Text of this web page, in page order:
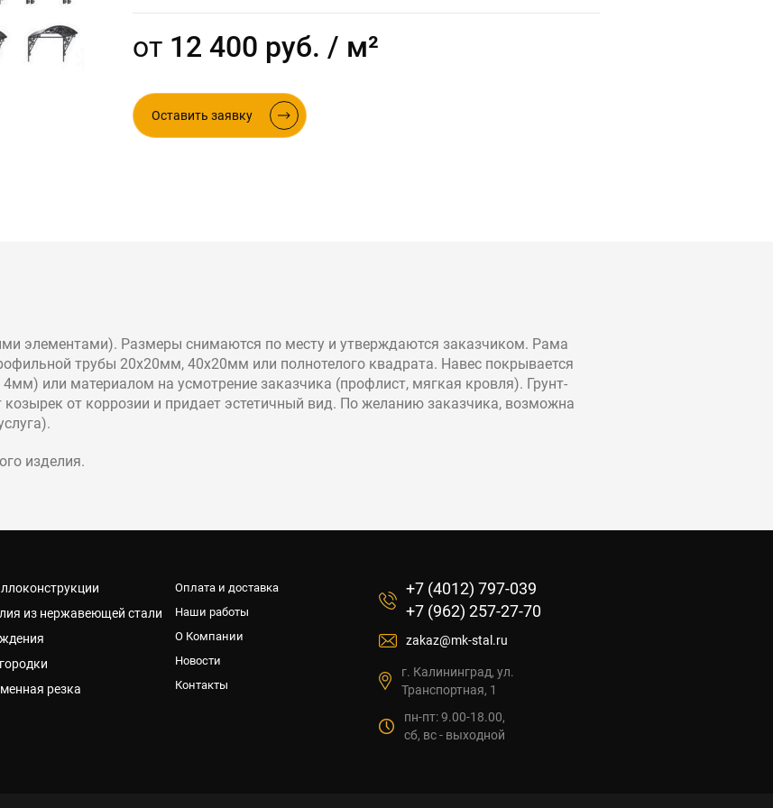
лофт от 12 400 руб. / м²
Оставить заявку
элементами). Размеры снимаются по месту и утверждаются заказчиком. Рама
трубы 20х20мм, 40х20мм или полнотелого квадрата. Навес покрывается
или материалом на усмотрение заказчика (профлист, мягкая кровля). Грунт-
от коррозии и придает эстетичный вид. По желанию заказчика, возможна
изделия.
из нержавеющей стали
резка
Оплата и доставка
Наши работы
О Компании
Новости
Контакты
+7 (4012) 797-039
+7 (962) 257-27-70
zakaz@mk-stal.ru
г. Калининград, ул.
Транспортная, 1
пн-пт: 9.00-18.00,
сб, вс - выходной